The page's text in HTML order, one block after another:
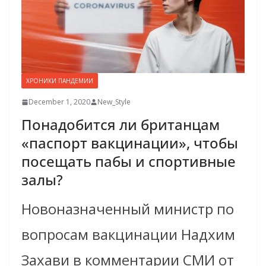
ХРОНИКИ ПАНДЕМИИ
December 1, 2020 New_Style
Понадобится ли британцам
«паспорт вакцинации», чтобы
посещать пабы и спортивные
залы?
Новоназначенный министр по
вопросам вакцинации Надхим
Захави в комментарии СМИ от